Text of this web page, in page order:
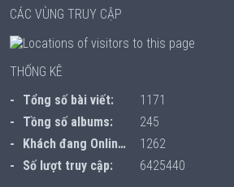
CÁC VÙNG TRUY CẬP
THỐNG KÊ
Tổng số bài viết:
1171
Tồng số albums:
245
Khách đang Online:
1262
Số lượt truy cập:
6425440